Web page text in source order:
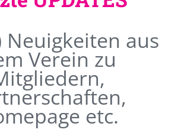
Neuigkeiten aus
Verein zu
etc.